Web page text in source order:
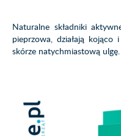
Naturalne składniki
pieprzowa, działają kojąco
skórze natychmiastową ulgę.